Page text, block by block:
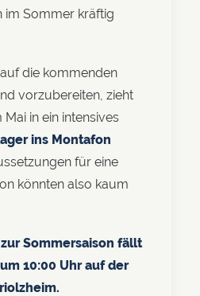
im Sommer kräftig
die kommenden
vorzubereiten, zieht
in ein intensives
ins Montafon
für eine
könnten also kaum
Sommersaison fällt
10:00 Uhr auf der